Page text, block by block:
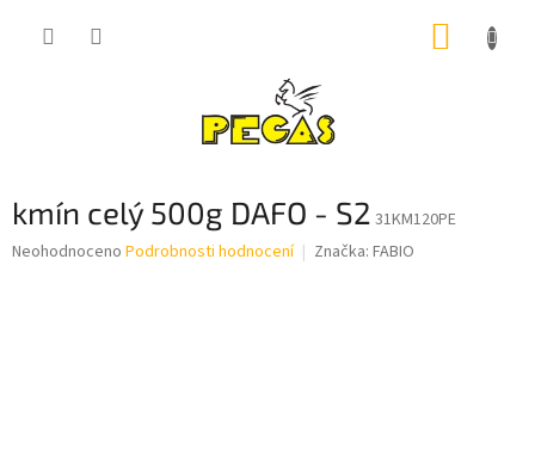
kmín celý 500g DAFO - S2 31KM120PE
Průměrné
Neohodnoceno Podrobnosti hodnocení Značka: FABIO